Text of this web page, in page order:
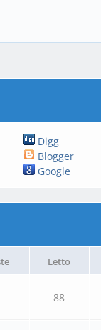
Digg
Blogger
Google
Letto
88